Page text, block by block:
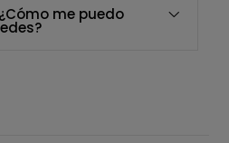
me puedo